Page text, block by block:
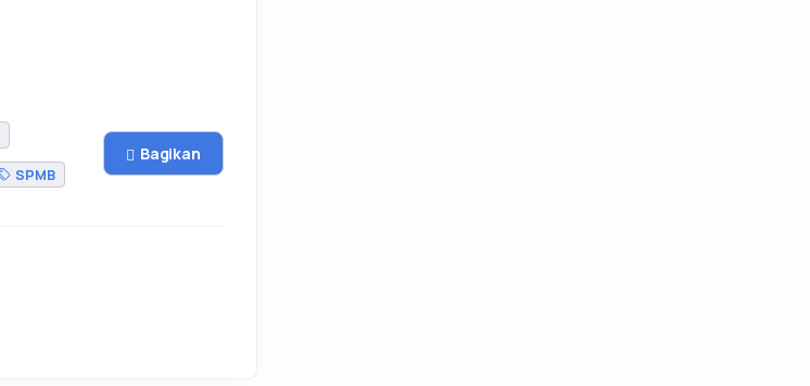
SPMB
Bagikan